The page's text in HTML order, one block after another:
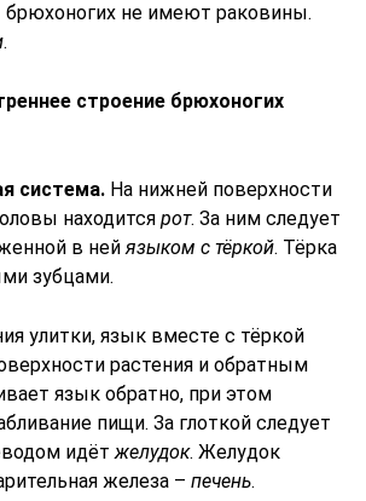
не имеют раковины.
.
строение брюхоногих
система. На нижней поверхности
находитсярот. За ним следует
в нейязыком с тёркой. Тёрка
зубцами.
улитки, язык вместе с тёркой
растения и обратным
язык обратно, при этом
пищи. За глоткой следует
идётжелудок. Желудок
железа –печень.